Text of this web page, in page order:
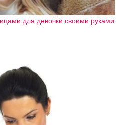
для девочки своими руками